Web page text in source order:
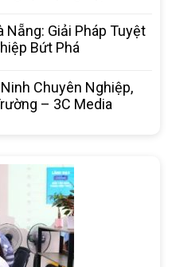
Nẵng: Giải Pháp Tuyệt
Bứt Phá
Chuyên Nghiệp,
– 3C Media